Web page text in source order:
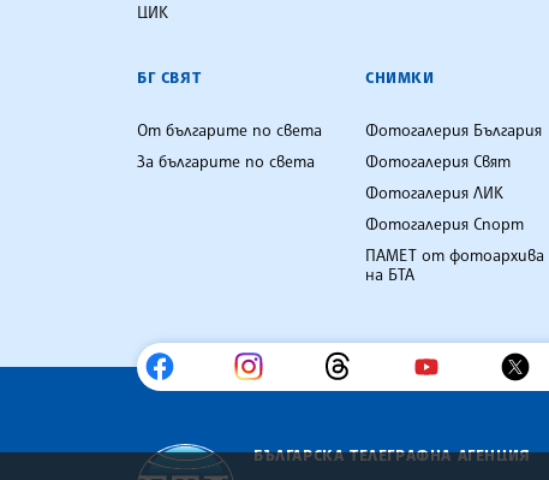
ЦИК
БГ СВЯТ
От българите по света
За българите по света
СНИМКИ
Фотогалерия България
Фотогалерия Свят
Фотогалерия ЛИК
Фотогалерия Спорт
ПАМЕТ от фотоархива
на БТА
БЪЛГАРСКА ТЕЛЕГРАФНА АГЕНЦИЯ